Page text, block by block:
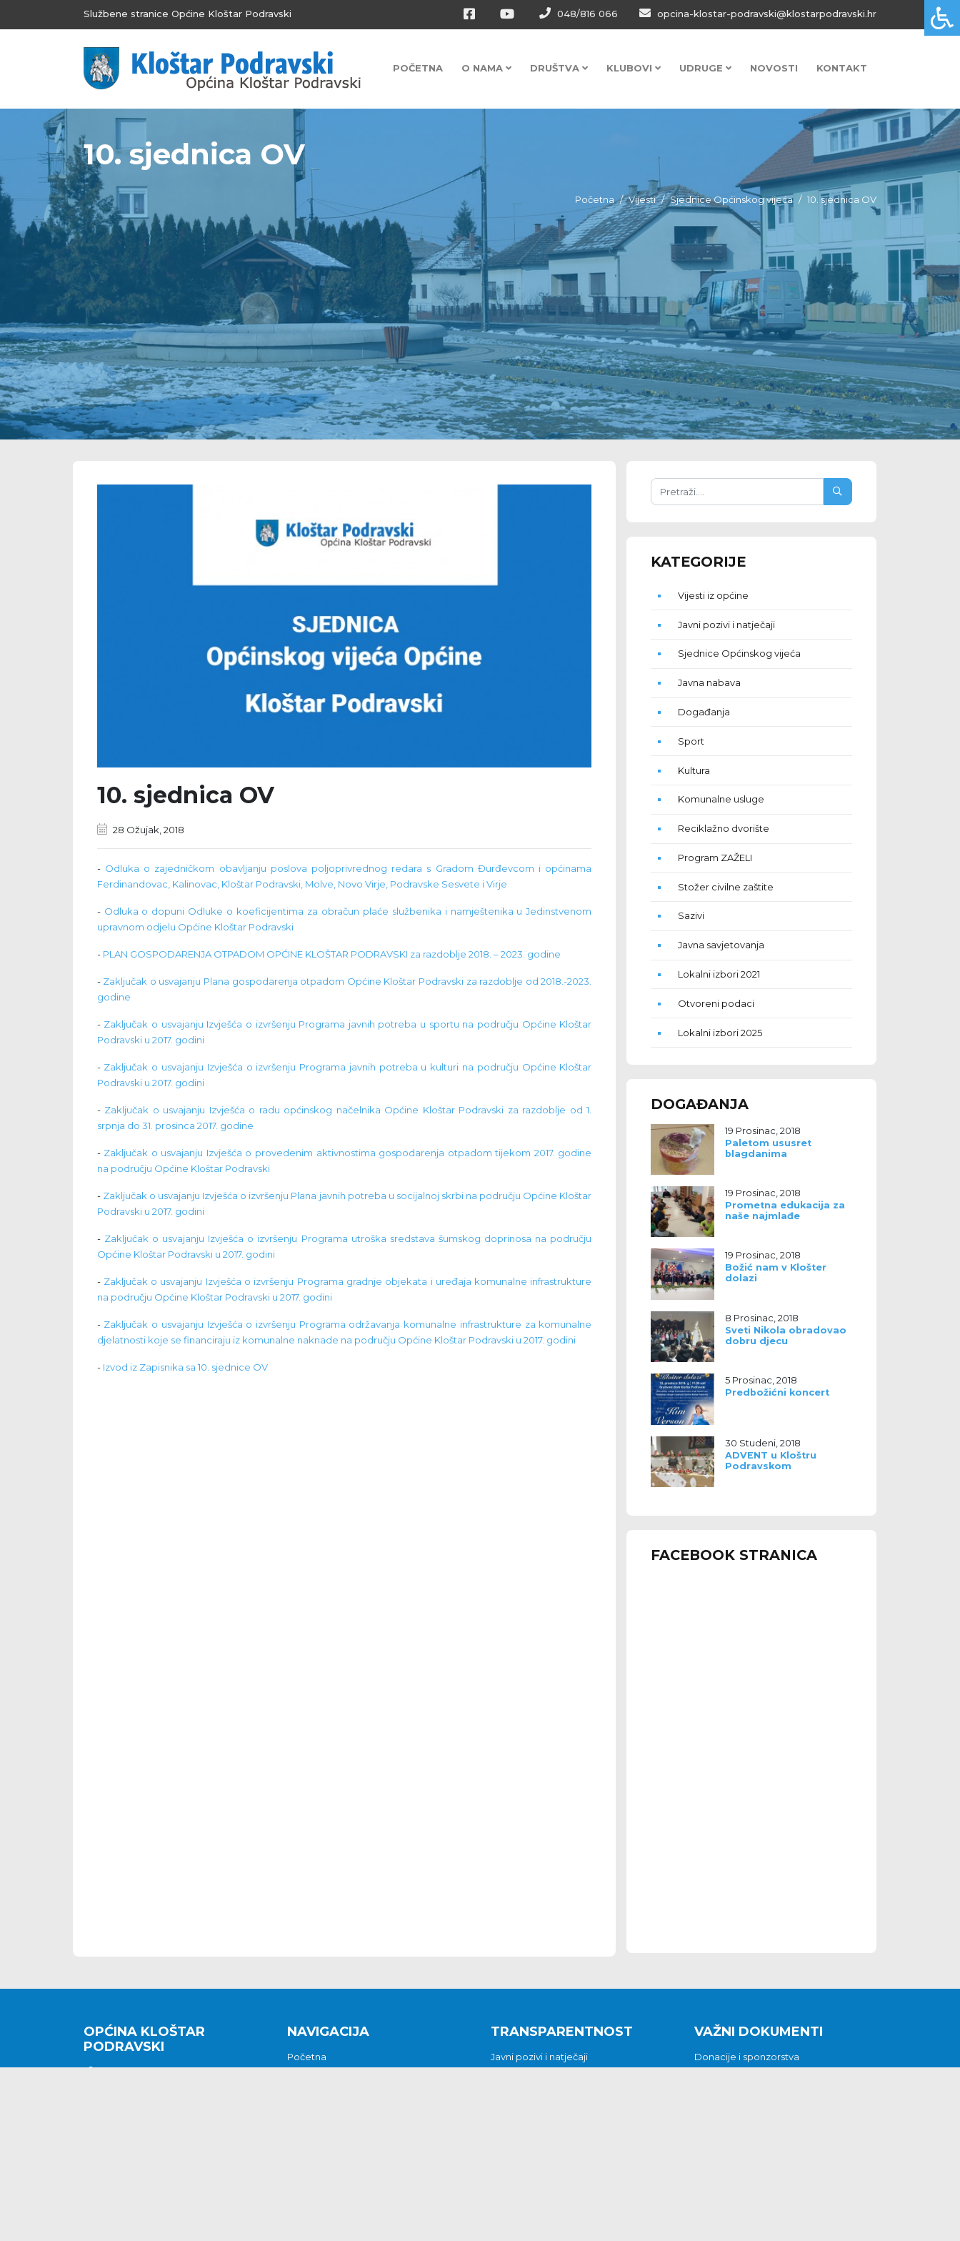
Službene stranice Općine Kloštar Podravski 048/816 066 opcina-klostar-podravski@klostarpodravski.hr
POČETNA O NAMA DRUŠTVA KLUBOVI UDRUGE NOVOSTI KONTAKT
10. sjednica OV
Početna Vijesti Sjednice Općinskog vijeća 10. sjednica OV
10. sjednica OV
28 Ožujak, 2018
- Odluka o zajedničkom obavljanju poslova poljoprivrednog redara s Gradom Đurđevcom i općinama
Ferdinandovac, Kalinovac, Kloštar Podravski, Molve, Novo Virje, Podravske Sesvete i Virje
- Odluka o dopuni Odluke o koeficijentima za obračun plaće službenika i namještenika u Jedinstvenom
upravnom odjelu Općine Kloštar Podravski
- PLAN GOSPODARENJA OTPADOM OPĆINE KLOŠTAR PODRAVSKI za razdoblje 2018. – 2023. godine
- Zaključak o usvajanju Plana gospodarenja otpadom Općine Kloštar Podravski za razdoblje od 2018.-2023.
godine
- Zaključak o usvajanju Izvješća o izvršenju Programa javnih potreba u sportu na području Općine Kloštar
Podravski u 2017. godini
- Zaključak o usvajanju Izvješća o izvršenju Programa javnih potreba u kulturi na području Općine Kloštar
Podravski u 2017. godini
- Zaključak o usvajanju Izvješća o radu općinskog načelnika Općine Kloštar Podravski za razdoblje od 1.
srpnja do 31. prosinca 2017. godine
- Zaključak o usvajanju Izvješća o provedenim aktivnostima gospodarenja otpadom tijekom 2017. godine
na području Općine Kloštar Podravski
- Zaključak o usvajanju Izvješća o izvršenju Plana javnih potreba u socijalnoj skrbi na području Općine Kloštar
Podravski u 2017. godini
- Zaključak o usvajanju Izvješća o izvršenju Programa utroška sredstava šumskog doprinosa na području
Općine Kloštar Podravski u 2017. godini
-Zaključak o usvajanju Izvješća o izvršenju Programa gradnje objekata i uređaja komunalne infrastrukture
na području Općine Kloštar Podravski u 2017. godini
- Zaključak o usvajanju Izvješća o izvršenju Programa održavanja komunalne infrastrukture za komunalne
djelatnosti koje se financiraju iz komunalne naknade na području Općine Kloštar Podravski u 2017. godini
- Izvod iz Zapisnika sa 10. sjednice OV
KATEGORIJE
Vijesti iz općine
Javni pozivi i natječaji
Sjednice Općinskog vijeća
Javna nabava
Događanja
Sport
Kultura
Komunalne usluge
Reciklažno dvorište
Program ZAŽELI
Stožer civilne zaštite
Sazivi
Javna savjetovanja
Lokalni izbori 2021
Otvoreni podaci
Lokalni izbori 2025
DOGAĐANJA
19 Prosinac, 2018
Paletom ususret
blagdanima
19 Prosinac, 2018
Prometna edukacija za
naše najmlađe
19 Prosinac, 2018
Božić nam v Klošter
dolazi
8 Prosinac, 2018
Sveti Nikola obradovao
dobru djecu
5 Prosinac, 2018
Predbožićni koncert
30 Studeni, 2018
ADVENT u Kloštru
Podravskom
FACEBOOK STRANICA
OPĆINA KLOŠTAR
PODRAVSKI
NAVIGACIJA
Početna
TRANSPARENTNOST
Javni pozivi i natječaji
VAŽNI DOKUMENTI
Donacije i sponzorstva